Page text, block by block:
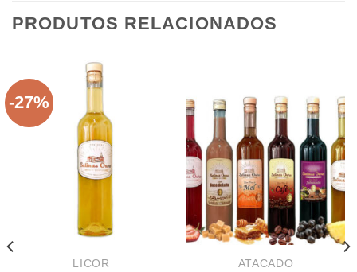
PRODUTOS RELACIONADOS
-27%
LICOR ATACADO